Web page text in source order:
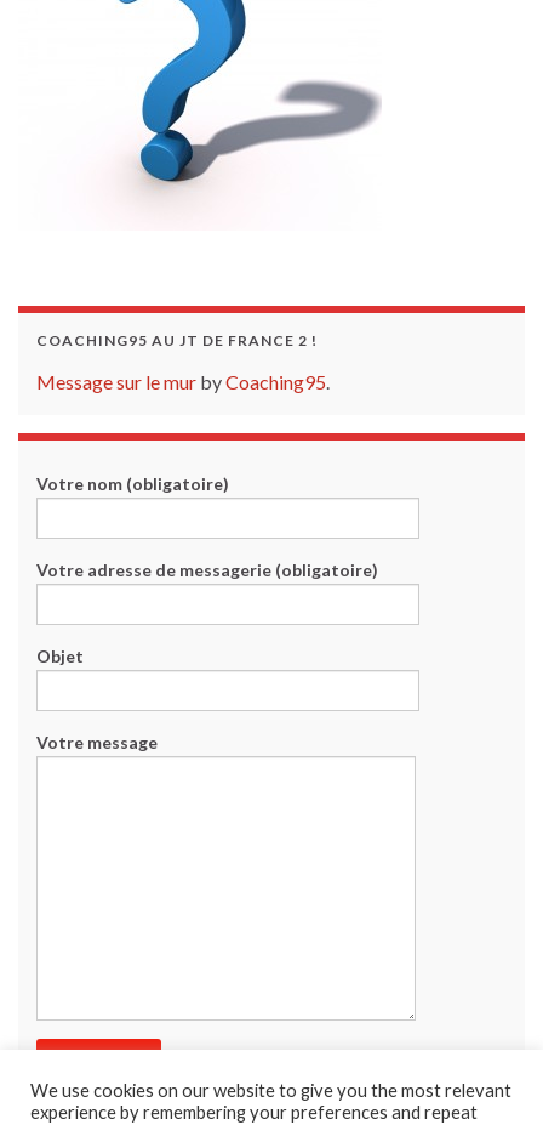
COACHING95 AU JT DE FRANCE 2 !
Message sur le mur byCoaching95.
Votre nom (obligatoire)
Votre adresse de messagerie (obligatoire)
Objet
Votre message
We use cookies on our website to give you the most relevant
experience by remembering your preferences and repeat